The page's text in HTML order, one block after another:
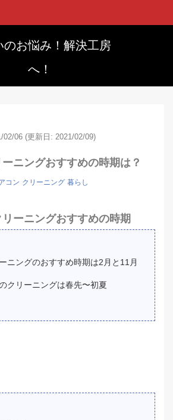
のお悩み！解決工房
へ！
02/06 (更新日: 2021/02/09)
ニングおすすめの時期は？
コン クリーニング 暮らし
ーニングおすすめの時期
ニングのおすすめ時期は2月と11月
クリーニングは春先〜初夏